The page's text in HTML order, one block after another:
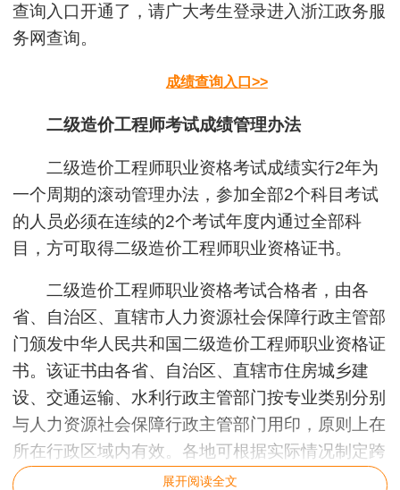
查询入口开通了，请广大考生登录进入浙江政务服
务网查询。
成绩查询入口>>
二级造价工程师考试成绩管理办法
二级造价工程师职业资格考试成绩实行2年为
一个周期的滚动管理办法，参加全部2个科目考试
的人员必须在连续的2个考试年度内通过全部科
目，方可取得二级造价工程师职业资格证书。
二级造价工程师职业资格考试合格者，由各
省、自治区、直辖市人力资源社会保障行政主管部
门颁发中华人民共和国二级造价工程师职业资格证
书。该证书由各省、自治区、直辖市住房城乡建
设、交通运输、水利行政主管部门按专业类别分别
与人力资源社会保障行政主管部门用印，原则上在
所在行政区域内有效。各地可根据实际情况制定跨
区域认可办法。
展开阅读全文